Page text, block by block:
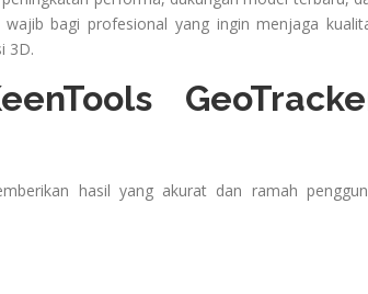
bagi profesional yang ingin menjaga
3D.
hasil yang akurat dan ramah